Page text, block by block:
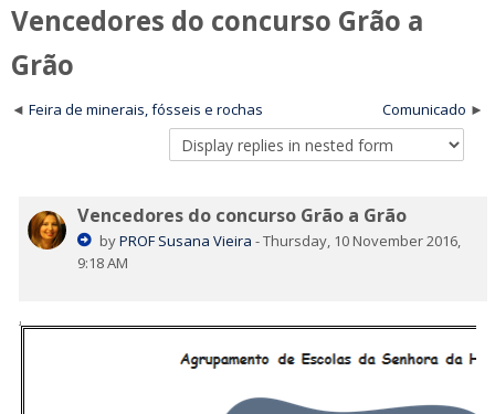
Vencedores do concurso Grão a
Grão
Feira de minerais, fósseis e rochas Comunicado
Vencedores do concurso Grão a Grão
byPROF Susana Vieira -Thursday, 10 November 2016,
9:18 AM